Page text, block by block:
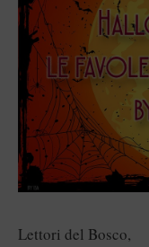
Lettori del Bosco,